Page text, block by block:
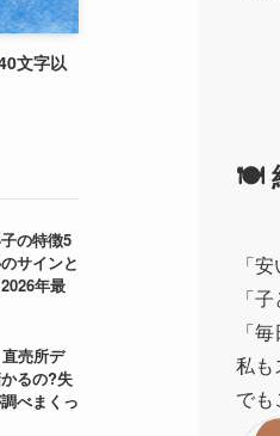
🍽️
「
「
「
私も
でも
文字以
の特徴5
サインと
年最
直売所デ
るの?失
べまくっ